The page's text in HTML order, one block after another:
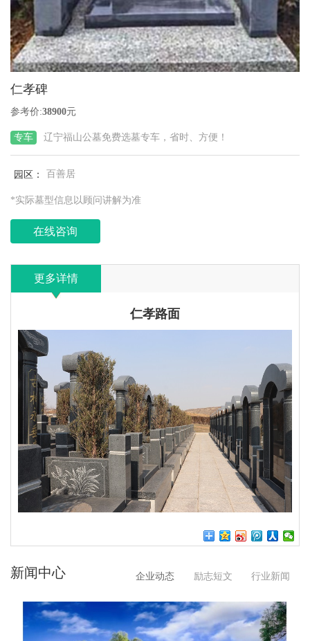
仁孝碑
参考价:38900元
专车 辽宁福山公墓免费选墓专车，省时、方便！
园区： 百善居
*实际墓型信息以顾问讲解为准
在线咨询
更多详情
仁孝路面
新闻中心 企业动态 励志短文 行业新闻